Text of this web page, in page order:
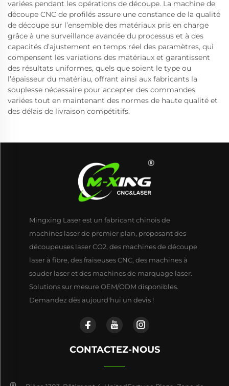
variées pendant les opérations de découpe. La machine de
découpe CNC de profilés assure une constance de la qualité
de découpe sur l’ensemble des matériaux pris en charge
grâce à une surveillance avancée du processus et à des
capacités d’ajustement en temps réel des paramètres, qui
compensent les variations des matériaux et garantissent
des résultats uniformes, quels que soient le type ou
l’épaisseur du matériau, offrant ainsi aux fabricants la
souplesse nécessaire pour accepter des commandes
variées tout en maintenant des normes de haute qualité et
des délais de livraison compétitifs.
Mingxing Laser est un fabricant chinois de
machines laser de premier plan, proposant des
découpeuses laser CO2, des machines de découpe
laser à fibre, des fraiseuses CNC, des machines à
souder laser et des machines de marquage laser.
Solutions sur mesure OEM/ODM disponibles.
Demandez dès aujourd'hui un devis !
CONTACTEZ-NOUS